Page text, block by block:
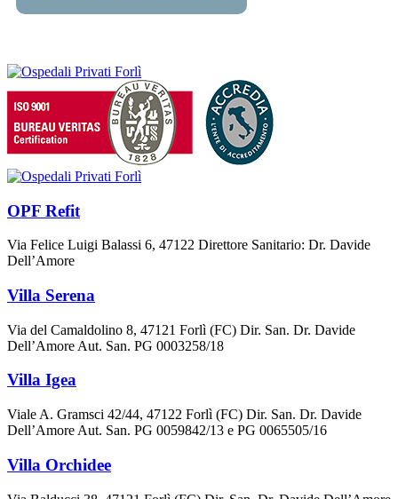
OPF Refit
Via Felice Luigi Balassi 6, 47122 Direttore Sanitario: Dr. Davide
Dell’Amore
Villa Serena
Via del Camaldolino 8, 47121 Forlì (FC) Dir. San. Dr. Davide
Dell’Amore Aut. San. PG 0003258/18
Villa Igea
Viale A. Gramsci 42/44, 47122 Forlì (FC) Dir. San. Dr. Davide
Dell’Amore Aut. San. PG 0059842/13 e PG 0065505/16
Villa Orchidee